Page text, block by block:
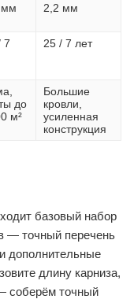
мм 2,2 мм
7
25 / 7 лет
до
м²
Большие
кровли,
усиленная
конструкция
базовый набор
— точный перечень
дополнительные
длину карниза,
соберём точный